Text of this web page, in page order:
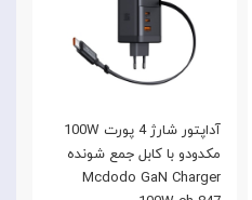
آداپتور شارژ 4 پورت 100W
مکدودو با کابل جمع شونده
Mcdodo GaN Charger